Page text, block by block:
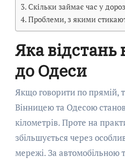
Скільки займає час у
Проблеми, з якими
Яка відстань
до Одеси
Якщо говорити по прямій,
Вінницею та Одесою
кілометрів. Проте на
збільшується через
мережі. За автомобільною